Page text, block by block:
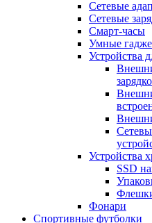
Сетевые
Сетевые
Смарт-часы
Умные
Устройства
Устройства
SSD
Фонари
Спортивные футболки